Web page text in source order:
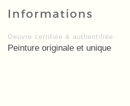
Informations
Oeuvre certifiée & authentifiée
Peinture originale et unique